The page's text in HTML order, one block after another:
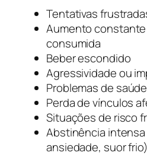
Tentativas
Aumento
consumida
Beber escondido
Agressividade ou
Problemas de
Perda de vínculos
Situações de risco
Abstinência
ansiedade, suor frio)